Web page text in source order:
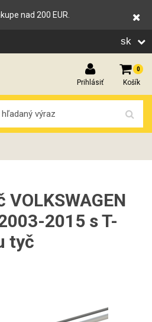
nad 200 EUR.
sk
Prihlásiť
0
Košík
2015 s T-
tyč